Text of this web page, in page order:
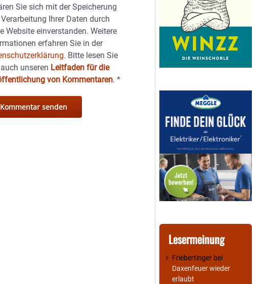
Sie sich mit der Speicherung
Ihrer Daten durch
Website einverstanden. Weitere
erfahren Sie in der
Bitte lesen Sie
unseren Leitfaden für die
von Kommentaren.*
Lesermeinung
Friebertinger bei
Daxenfeuer wieder
erlaubt